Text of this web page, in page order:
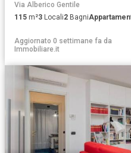
Via Alberico Gentile
115 m²3 Locali2 Bagni
Aggiornato 0 settimane fa da
Immobiliare.it